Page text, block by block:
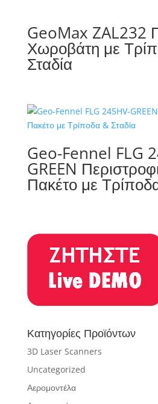
GeoMax ZAL232
Χωροβάτη με
Σταδία
Geo-Fennel FLG
GREEN
Πακέτο με
Κατηγορίες Προϊόντων
3D Laser Scanners
Uncategorized
Αερομοντέλα